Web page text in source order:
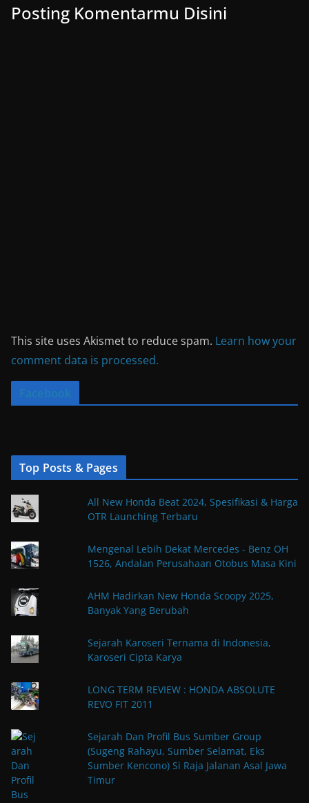
Posting Komentarmu Disini
This site uses Akismet to reduce spam. Learn how your
comment data is processed.
Facebook
Top Posts & Pages
All New Honda Beat 2024, Spesifikasi & Harga
OTR Launching Terbaru
Mengenal Lebih Dekat Mercedes - Benz OH
1526, Andalan Perusahaan Otobus Masa Kini
AHM Hadirkan New Honda Scoopy 2025,
Banyak Yang Berubah
Sejarah Karoseri Ternama di Indonesia,
Karoseri Cipta Karya
LONG TERM REVIEW : HONDA ABSOLUTE
REVO FIT 2011
Sejarah Dan Profil Bus Sumber Group
(Sugeng Rahayu, Sumber Selamat, Eks
Sumber Kencono) Si Raja Jalanan Asal Jawa
Timur